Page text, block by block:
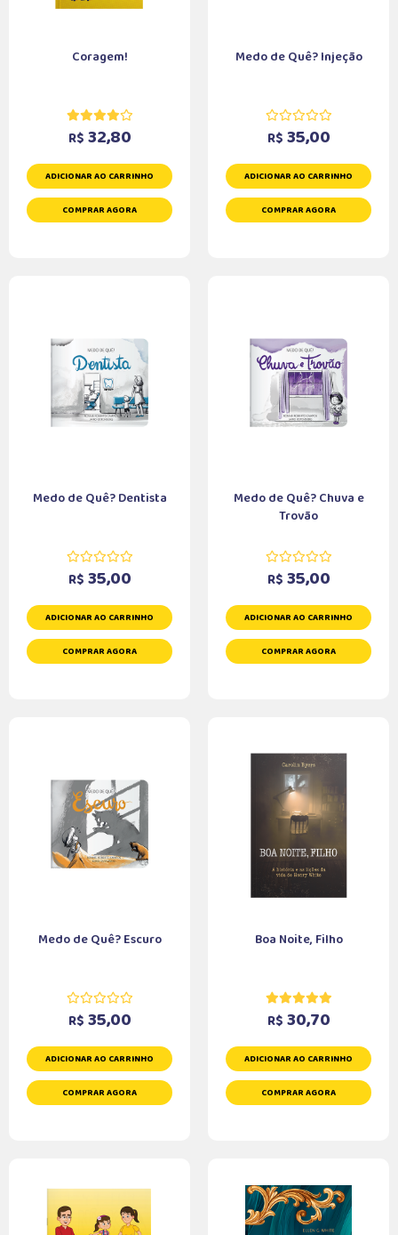
Coragem!
R$ 32,80
ADICIONAR AO CARRINHO
COMPRAR AGORA
Medo de Quê? Injeção
R$ 35,00
ADICIONAR AO CARRINHO
COMPRAR AGORA
Medo de Quê? Dentista
R$ 35,00
ADICIONAR AO CARRINHO
COMPRAR AGORA
Medo de Quê? Chuva e
Trovão
R$ 35,00
ADICIONAR AO CARRINHO
COMPRAR AGORA
Medo de Quê? Escuro
R$ 35,00
ADICIONAR AO CARRINHO
COMPRAR AGORA
Boa Noite, Filho
R$ 30,70
ADICIONAR AO CARRINHO
COMPRAR AGORA